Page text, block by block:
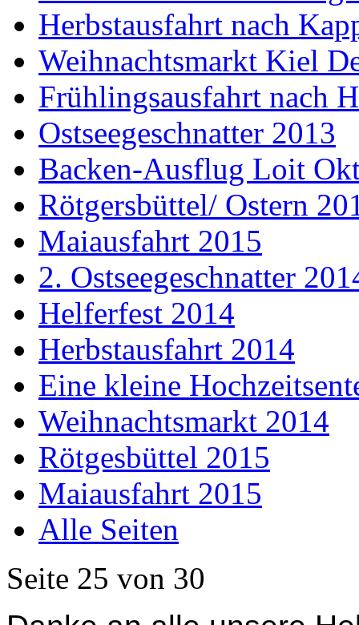
Herbstausfahrt nach
Weihnachtsmarkt Kiel
Frühlingsausfahrt nach
Ostseegeschnatter 2013
Backen-Ausflug Loit
Rötgersbüttel/ Ostern
Maiausfahrt 2015
2. Ostseegeschnatter
Helferfest 2014
Herbstausfahrt 2014
Eine kleine
Weihnachtsmarkt 2014
Rötgesbüttel 2015
Maiausfahrt 2015
Alle Seiten
Seite 25 von 30